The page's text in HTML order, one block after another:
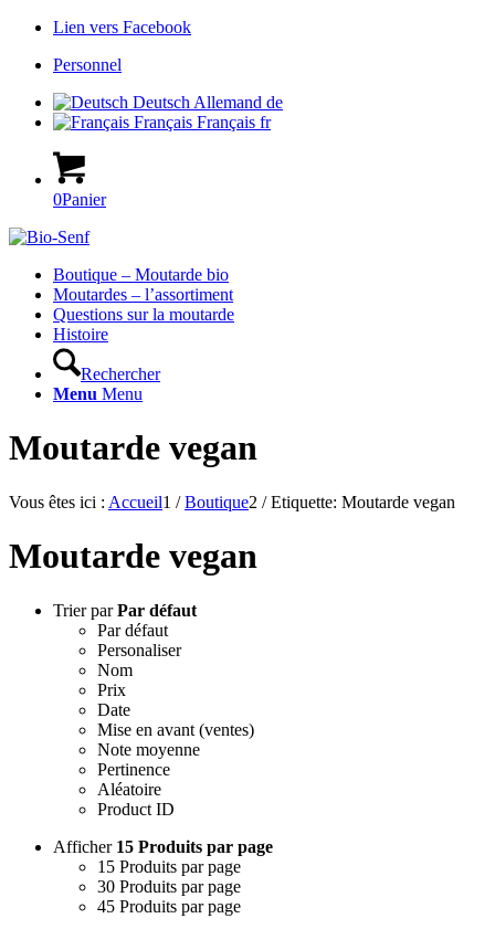
Lien vers Facebook
Personnel
Deutsch Allemand de
Français Français fr
0Panier
Hauptnavigation
Boutique – Moutarde bio
Moutardes – l’assortiment
Questions sur la moutarde
Histoire
Rechercher
Menu Menu
Moutarde vegan
Vous êtes ici : Accueil1 / Boutique2 / Etiquette: Moutarde vegan
Moutarde vegan
Trier parPar défaut
Par défaut
Personaliser
Nom
Prix
Date
Mise en avant (ventes)
Note moyenne
Pertinence
Aléatoire
Product ID
Afficher 15 Produits par page
15 Produits par page
30 Produits par page
45 Produits par page